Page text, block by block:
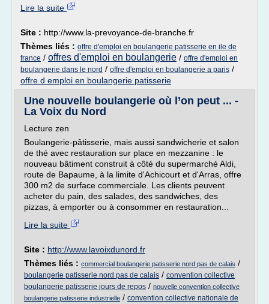
Lire la suite
Site : http://www.la-prevoyance-de-branche.fr
Thèmes liés : offre d'emploi en boulangerie patisserie en ile de
france / offres d'emploi en boulangerie / offre d'emploi en
boulangerie dans le nord / offre d'emploi en boulangerie a paris /
offre d emploi en boulangerie patisserie
Une nouvelle boulangerie où l’on peut ... -
La Voix du Nord
Lecture zen
Boulangerie-pâtisserie, mais aussi sandwicherie et salon
de thé avec restauration sur place en mezzanine : le
nouveau bâtiment construit à côté du supermarché Aldi,
route de Bapaume, à la limite d'Achicourt et d'Arras, offre
300 m2 de surface commerciale. Les clients peuvent
acheter du pain, des salades, des sandwiches, des
pizzas, à emporter ou à consommer en restauration...
Lire la suite
Site : http://www.lavoixdunord.fr
Thèmes liés : commercial boulangerie patisserie nord pas de calais /
boulangerie patisserie nord pas de calais / convention collective
boulangerie patisserie jours de repos / nouvelle convention collective
boulangerie patisserie industrielle / convention collective nationale de